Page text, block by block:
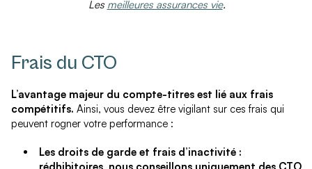
Les meilleures assurances vie.
Frais du CTO
L’avantage majeur du compte-titres est lié aux frais
compétitifs. Ainsi, vous devez être vigilant sur ces frais qui
peuvent rogner votre performance :
Les droits de garde et frais d’inactivité :
rédhibitoires, nous conseillons uniquement des CTO